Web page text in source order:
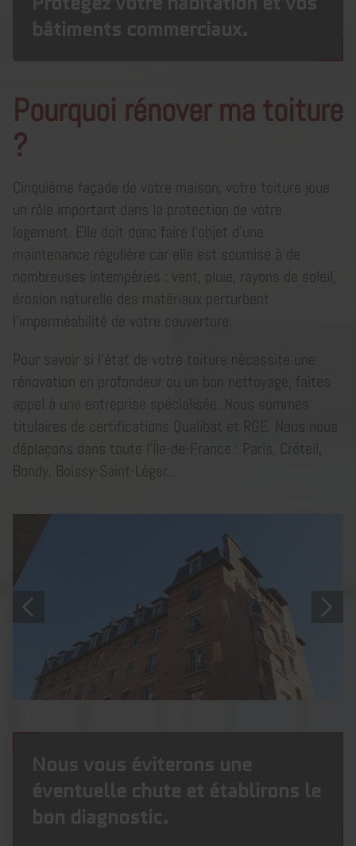
bâtiments commerciaux.
Pourquoi rénover ma toiture
?
Cinquième façade de votre maison, votre toiture joue
un rôle important dans la protection de votre
logement. Elle doit donc faire l’objet d’une
maintenance régulière car elle est soumise à de
nombreuses intempéries : vent, pluie, rayons de soleil,
érosion naturelle des matériaux perturbent
l'imperméabilité de votre couverture.
Pour savoir si l’état de votre toiture nécessite une
rénovation en profondeur ou un bon nettoyage, faites
appel à une entreprise spécialisée. Nous sommes
titulaires de certifications Qualibat et RGE. Nous nous
déplaçons dans toute l’Île-de-France : Paris, Créteil,
Bondy, Boissy-Saint-Léger...
Nous vous éviterons une
éventuelle chute et établirons le
bon diagnostic.